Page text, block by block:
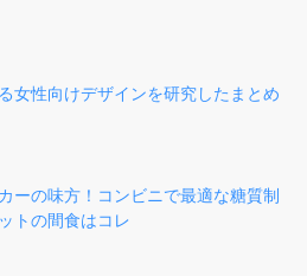
女性向けデザインを研究したまとめ
ーの味方！コンビニで最適な糖質制
トの間食はコレ